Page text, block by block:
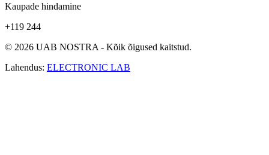
Kaupade hindamine
+119 244
© 2026 UAB NOSTRA - Kõik õigused kaitstud.
Lahendus: ELECTRONIC LAB